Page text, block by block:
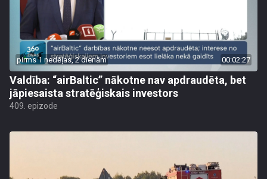
pirms 1 nedēļas, 2 dienām 00:02:27
Valdība: “airBaltic” nākotne nav apdraudēta, bet
jāpiesaista stratēģiskais investors
409. epizode